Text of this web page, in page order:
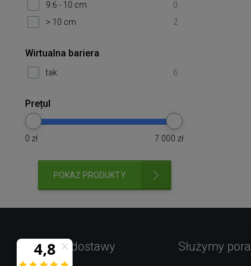
9.6 - 10 cm
0
> 10 cm
2
Wirtualna bariera
tak 6
Prețul
0 zł 7 000 zł
POKAŻ PRODUKTY
Warunki dostawy Służymy